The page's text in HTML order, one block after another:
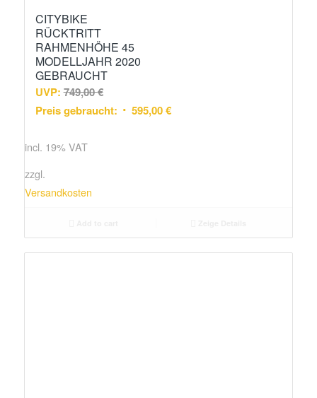
CITYBIKE
RÜCKTRITT
RAHMENHÖHE 45
MODELLJAHR 2020
GEBRAUCHT
UVP: 749,00€
Preis gebraucht:
595,00€
incl. 19% VAT
zzgl.
Versandkosten